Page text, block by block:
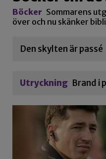
Böcker Sommarens
över och nu skänker
Den skylten är passé
Utryckning Brand i